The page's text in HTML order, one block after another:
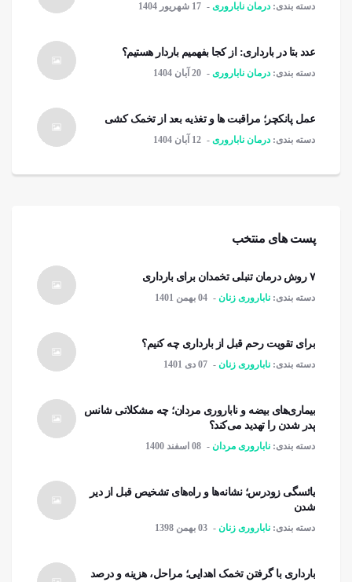
دسته بندی: درمان ناباروری 17 شهریور 1404
عدد بتا در بارداری: از کجا بفهمیم باردار هستیم؟
دسته بندی: درمان ناباروری 20 آبان 1404
عمل پانکچر؛ مراقبت ها و تغذیه بعد از تخمک کشی
دسته بندی: درمان ناباروری 12 آبان 1404
پست های منتخب
۷ روش درمان تنبلی تخمدان برای بارداری
دسته بندی: ناباروری زنان 04 بهمن 1401
برای تقویت رحم قبل از بارداری چه کنیم؟
دسته بندی: ناباروری زنان 07 دی 1401
بیماری‌های بیضه و ناباروری مردان؛ چه مشکلاتی شانس
پدر شدن را تهدید می‌کند؟
دسته بندی: ناباروری مردان 08 اسفند 1400
یائسگی زودرس؛ نشانه‌ها و راه‌های تشخیص قبل از دیر
شدن
دسته بندی: ناباروری زنان 03 بهمن 1398
بارداری با گرفتن تخمک اهدایی؛ مراحل، هزینه و درصد